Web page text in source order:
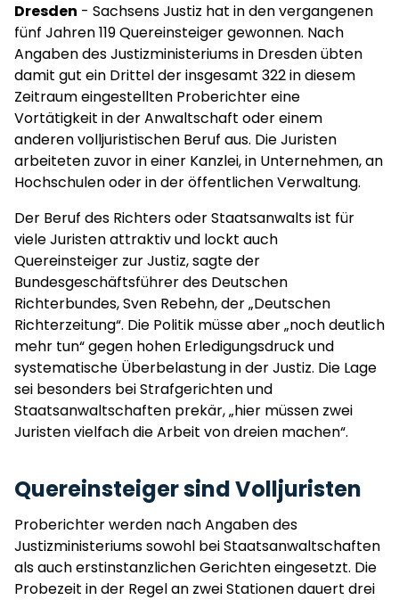
Dresden - Sachsens Justiz hat in den vergangenen
fünf Jahren 119 Quereinsteiger gewonnen. Nach
Angaben des Justizministeriums in Dresden übten
damit gut ein Drittel der insgesamt 322 in diesem
Zeitraum eingestellten Proberichter eine
Vortätigkeit in der Anwaltschaft oder einem
anderen volljuristischen Beruf aus. Die Juristen
arbeiteten zuvor in einer Kanzlei, in Unternehmen, an
Hochschulen oder in der öffentlichen Verwaltung.
Der Beruf des Richters oder Staatsanwalts ist für
viele Juristen attraktiv und lockt auch
Quereinsteiger zur Justiz, sagte der
Bundesgeschäftsführer des Deutschen
Richterbundes, Sven Rebehn, der „Deutschen
Richterzeitung“. Die Politik müsse aber „noch deutlich
mehr tun“ gegen hohen Erledigungsdruck und
systematische Überbelastung in der Justiz. Die Lage
sei besonders bei Strafgerichten und
Staatsanwaltschaften prekär, „hier müssen zwei
Juristen vielfach die Arbeit von dreien machen“.
Quereinsteiger sind Volljuristen
Proberichter werden nach Angaben des
Justizministeriums sowohl bei Staatsanwaltschaften
als auch erstinstanzlichen Gerichten eingesetzt. Die
Probezeit in der Regel an zwei Stationen dauert drei